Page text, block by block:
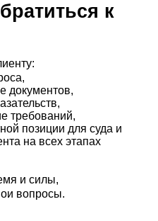
к
документов,
требований,
позиции для суда и
на всех этапах
и силы,
вопросы.